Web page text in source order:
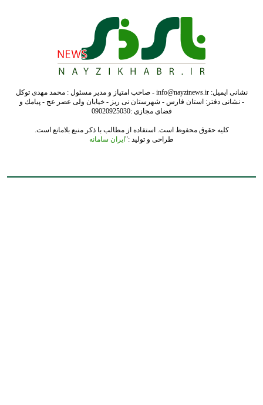
نشانی ایمیل: info@nayzinews.ir - صاحب امتیاز و مدیر مسئول : محمد مهدی توکل
- نشانی دفتر: استان فارس - شهرستان نی ریز - خیابان ولی عصر عج - پيامك و
فضاي مجازي :09020925030
کلیه حقوق محفوظ است. استفاده از مطالب با ذکر منبع بلامانع است.
طراحی و تولید :" ایران سامانه